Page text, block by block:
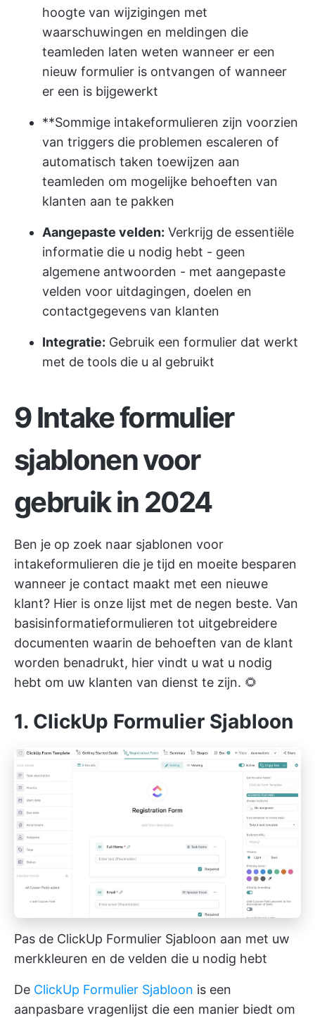
hoogte van wijzigingen met
waarschuwingen en meldingen die
teamleden laten weten wanneer er een
nieuw formulier is ontvangen of wanneer
er een is bijgewerkt
**Sommige intakeformulieren zijn voorzien
van triggers die problemen escaleren of
automatisch taken toewijzen aan
teamleden om mogelijke behoeften van
klanten aan te pakken
Aangepaste velden: Verkrijg de essentiële
informatie die u nodig hebt - geen
algemene antwoorden - met aangepaste
velden voor uitdagingen, doelen en
contactgegevens van klanten
Integratie: Gebruik een formulier dat werkt
met de tools die u al gebruikt
9 Intake formulier
sjablonen voor
gebruik in 2024
Ben je op zoek naar sjablonen voor
intakeformulieren die je tijd en moeite besparen
wanneer je contact maakt met een nieuwe
klant? Hier is onze lijst met de negen beste. Van
basisinformatieformulieren tot uitgebreidere
documenten waarin de behoeften van de klant
worden benadrukt, hier vindt u wat u nodig
hebt om uw klanten van dienst te zijn. 🌻
1. ClickUp Formulier Sjabloon
Pas de ClickUp Formulier Sjabloon aan met uw
merkkleuren en de velden die u nodig hebt
De ClickUp Formulier Sjabloon is een
aanpasbare vragenlijst die een manier biedt om